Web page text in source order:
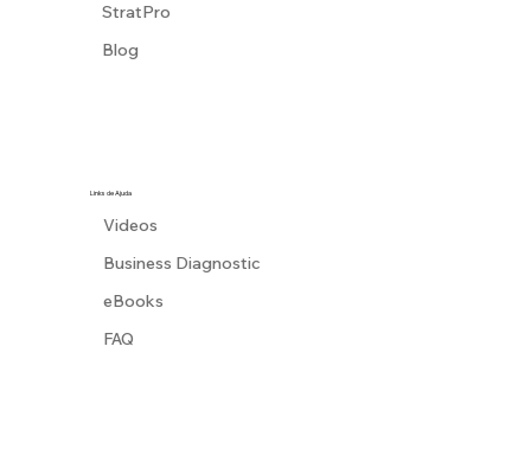
Links de Ajuda
Videos
Business Diagnostic
eBooks
FAQ
StratPro
Blog